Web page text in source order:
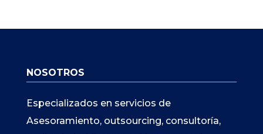
NOSOTROS
Especializados en servicios de
Asesoramiento, outsourcing, consultoría,